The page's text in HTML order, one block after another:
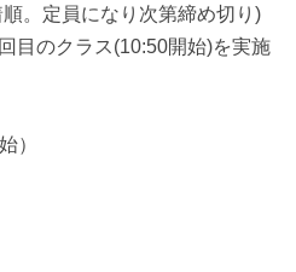
。定員になり次第締め切り)
目のクラス(10:50開始)を実施
）